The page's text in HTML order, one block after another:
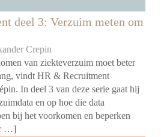
deel 3: Verzuim meten om
Crepin
van ziekteverzuim moet beter
vindt HR & Recruitment
In deel 3 van deze serie gaat hij
en op hoe die data
bij het voorkomen en beperken
…]